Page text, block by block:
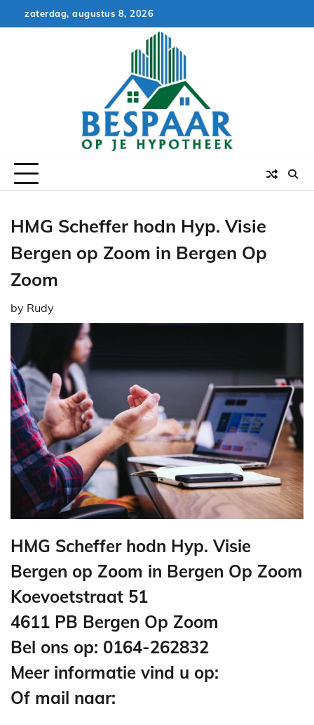
to
zaterdag, augustus 8, 2026
HMG Scheffer hodn Hyp. Visie
Bergen op Zoom in Bergen Op
Zoom
by Rudy
HMG Scheffer hodn Hyp. Visie
Bergen op Zoom in Bergen Op Zoom
Koevoetstraat 51
4611 PB Bergen Op Zoom
Bel ons op: 0164-262832
Meer informatie vind u op:
Of mail naar: